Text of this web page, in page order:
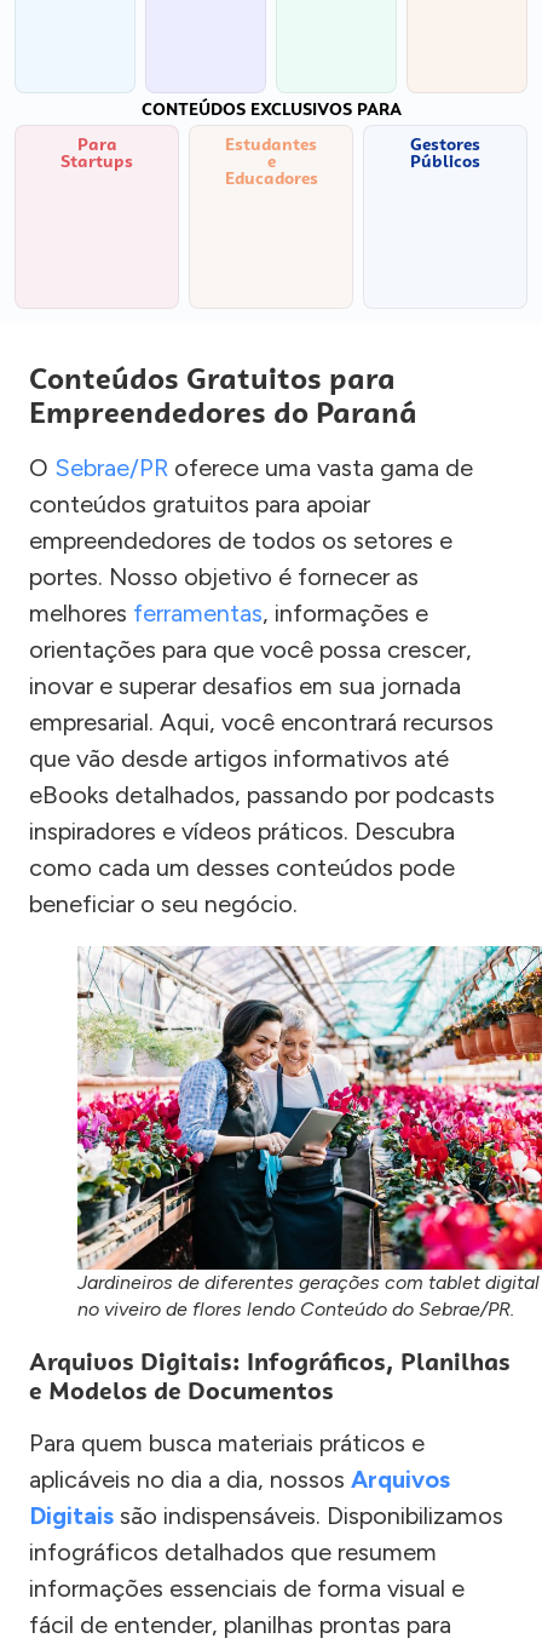
CONTEÚDOS EXCLUSIVOS PARA
Para
Startups
Estudantes
e
Educadores
Gestores
Públicos
Conteúdos Gratuitos para
Empreendedores do Paraná
O Sebrae/PR oferece uma vasta gama de
conteúdos gratuitos para apoiar
empreendedores de todos os setores e
portes. Nosso objetivo é fornecer as
melhores ferramentas, informações e
orientações para que você possa crescer,
inovar e superar desafios em sua jornada
empresarial. Aqui, você encontrará recursos
que vão desde artigos informativos até
eBooks detalhados, passando por podcasts
inspiradores e vídeos práticos. Descubra
como cada um desses conteúdos pode
beneficiar o seu negócio.
Jardineiros de diferentes gerações com tablet digital
no viveiro de flores lendo Conteúdo do Sebrae/PR.
Arquivos Digitais: Infográficos, Planilhas
e Modelos de Documentos
Para quem busca materiais práticos e
aplicáveis no dia a dia, nossos Arquivos
Digitais são indispensáveis. Disponibilizamos
infográficos detalhados que resumem
informações essenciais de forma visual e
fácil de entender, planilhas prontas para